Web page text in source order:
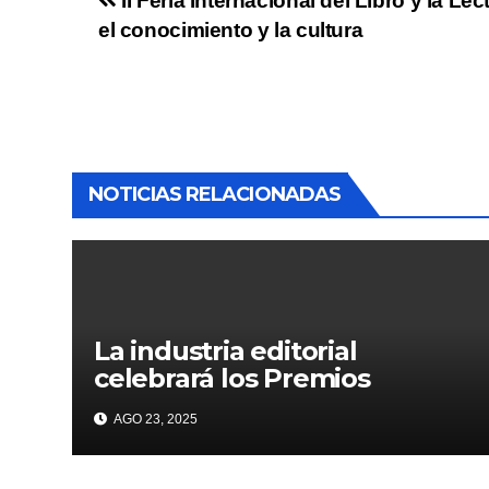
el conocimiento y la cultura
NOTICIAS RELACIONADAS
La industria editorial
celebrará los Premios
CANIEM 2025 el 12 de
noviembre
AGO 23, 2025